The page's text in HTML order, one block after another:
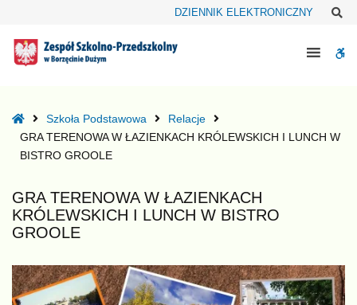
TERENOWA
LUNCH
GROOLE
DZIENNIK ELEKTRONICZNY
HomeSzkoła Podstawowa
Relacje
GRA TERENOWA W ŁAZIENKACH KRÓLEWSKICH I LUNCH W
BISTRO GROOLE
GRA TERENOWA W ŁAZIENKACH
KRÓLEWSKICH I LUNCH W BISTRO
GROOLE